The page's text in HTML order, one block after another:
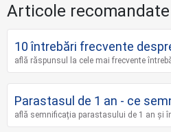
Articole recomandate
10 întrebări frecvente
află răspunsul la cele mai frecvente
Parastasul de 1 an - ce
află semnificația parastasului de 1 an și